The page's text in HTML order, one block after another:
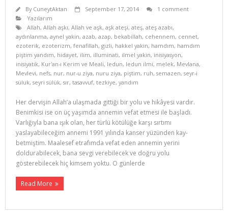
By CuneytAktan September 17, 2014
1 comment
Yazılarım
Allah, Allah aşkı, Allah ve aşk, aşk ateşi, ateş, ateş azabı,
aydınlanma, aynel yakin, azab, azap, bekabillah, cehennem, cennet,
ezoterik, ezoterizm, fenafillah, gizli, hakkel yakin, hamdım, hamdım
piştim yandım, hidayet, ilim, illuminati, ilmel yakin, inisiyasyon,
inisiyatik, Kur'an-ı Kerim ve Meali, ledun, ledun ilmi, melek, Mevlana,
Mevlevi, nefs, nur, nur-u ziya, nuru ziya, piştim, ruh, semazen, seyr-i
süluk, seyri sülük, sır, tasavvuf, tezkiye, yandım
Her dervişin Allah’a ulaşmada gittiği bir yolu ve hikâyesi vardır.
Benimkisi ise on üç yaşımda annemin vefat etmesi ile başladı.
Varlığıyla bana ışık olan, her türlü kötülüğe karşı sırtımı
yaslayabileceğim annemi 1991 yılında kanser yüzünden kay­
betmiştim. Maalesef etrafımda vefat eden annemin yerini
doldurabilecek, bana sevgi verebilecek ve doğru yolu
gösterebilecek hiç kimsem yoktu. O günlerde
Read More